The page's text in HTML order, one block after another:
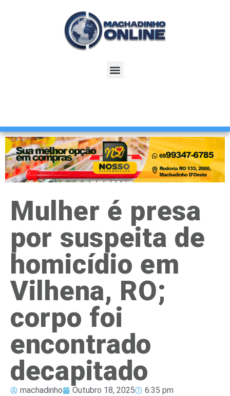
Mulher é presa
por suspeita de
homicídio em
Vilhena, RO;
corpo foi
encontrado
decapitado
machadinho Outubro 18, 2025 6:35 pm